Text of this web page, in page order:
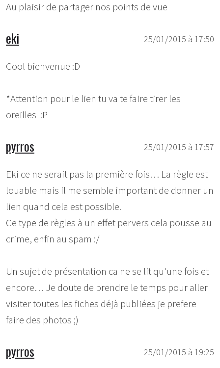
Au plaisir de partager nos points de vue
25/01/2015 à 17:50
eki
Cool bienvenue :D
*Attention pour le lien tu va te faire tirer les
oreilles :P
25/01/2015 à 17:57
pyrros
Eki ce ne serait pas la première fois… La règle est
louable mais il me semble important de donner un
lien quand cela est possible.
Ce type de règles à un effet pervers cela pousse au
crime, enfin au spam :/
Un sujet de présentation ca ne se lit qu'une fois et
encore… Je doute de prendre le temps pour aller
visiter toutes les fiches déjà publiées je prefere
faire des photos ;)
25/01/2015 à 19:25
pyrros